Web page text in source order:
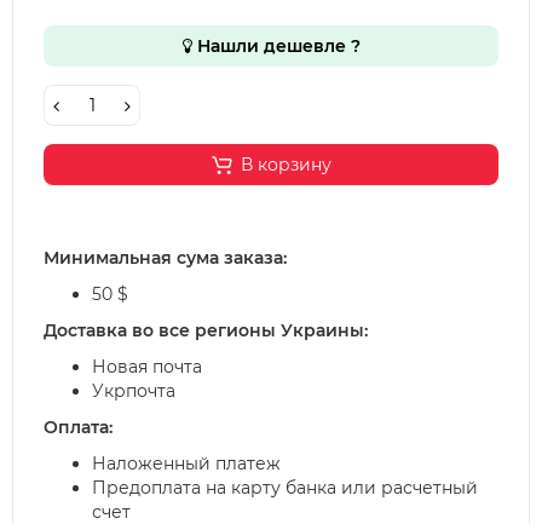
Нашли дешевле ?
В корзину
Минимальная сума заказа:
50 $
Доставка во все регионы Украины:
Новая почта
Укрпочта
Оплата:
Наложенный платеж
Предоплата на карту банка или расчетный
счет